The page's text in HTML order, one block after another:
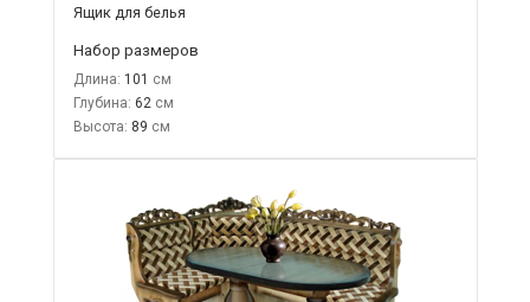
Ящик для белья
Набор размеров
Длина: 101
Глубина: 62
Высота: 89